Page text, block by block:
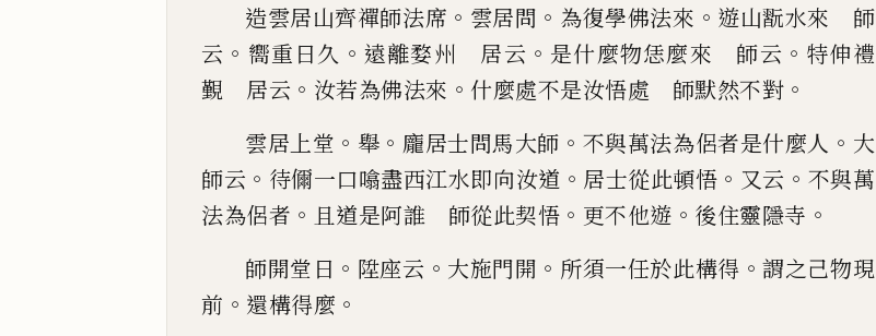
造雲居山齊禪師法席 。 雲居問 。 為復學佛法來 。 遊山翫水來 師
云 。 嚮重日久 。 遠離婺州 居云 。 是什麼物恁麼來 師云 。 特伸禮
覲 居云 。 汝若為佛法來 。 什麼處不是汝悟處 師默然不對 。
雲居上堂 。 舉 。 龐居士問馬大師 。 不與萬法為侶者是什麼人 。 大
師云 。 待儞一口噏盡西江水即向汝道 。 居士從此頓悟 。 又云 。 不與萬
法為侶者 。 且道是阿誰 師從此契悟 。 更不他遊 。 後住靈隱寺 。
師開堂日 。 陞座云 。 大施門開 。 所須一任於此構得 。謂之己物現
前 。 還構得麼 。